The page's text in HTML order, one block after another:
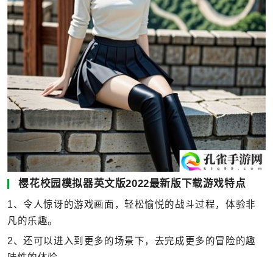
樱花校园模拟器英文版2022最新版下载游戏特点
1、令人惊讶的游戏画面，轻松愉悦的战斗过程，体验非
凡的乐趣。
2、还可以进入到更多的场景下，去完成更多的冒险的趣